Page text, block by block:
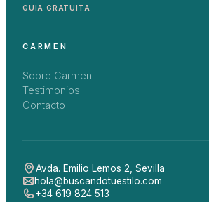
GUÍA GRATUITA
CARMEN
Sobre Carmen
Testimonios
Contacto
Avda. Emilio Lemos 2 Sevilla
hola@buscandotuestilo.com
+34 619 824 513